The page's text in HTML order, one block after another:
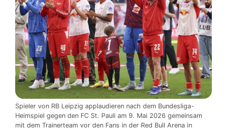
Spieler von RB Leipzig applaudieren nach dem Bundesliga-
Heimspiel gegen den FC St. Pauli am 9. Mai 2026 gemeinsam
mit dem Trainerteam vor den Fans in der Red Bull Arena in